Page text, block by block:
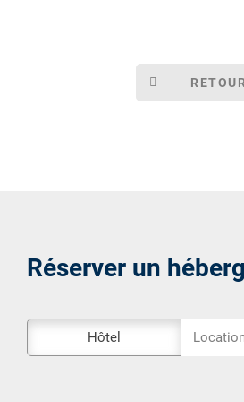
Réserver un
de
Hôtel